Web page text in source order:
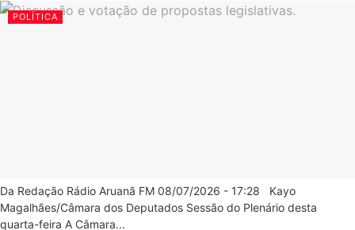
POLÍTICA
Da Redação Rádio Aruanã FM 08/07/2026 - 17:28 Kayo
Magalhães/Câmara dos Deputados Sessão do Plenário desta
quarta-feira A Câmara...